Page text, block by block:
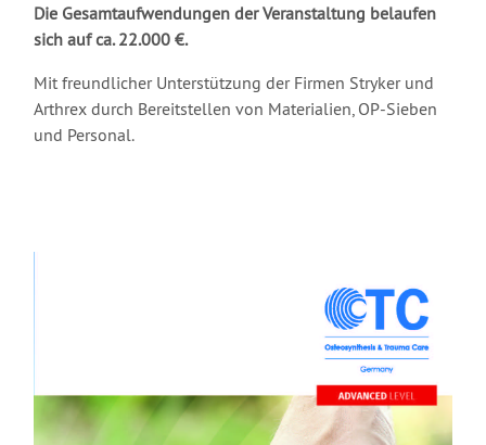
Die Gesamtaufwendungen der Veranstaltung belaufen
sich auf ca. 22.000 €.
Mit freundlicher Unterstützung der Firmen Stryker und
Arthrex durch Bereitstellen von Materialien, OP-Sieben
und Personal.